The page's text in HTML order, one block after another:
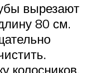
вырезают
80 см.
колосников.